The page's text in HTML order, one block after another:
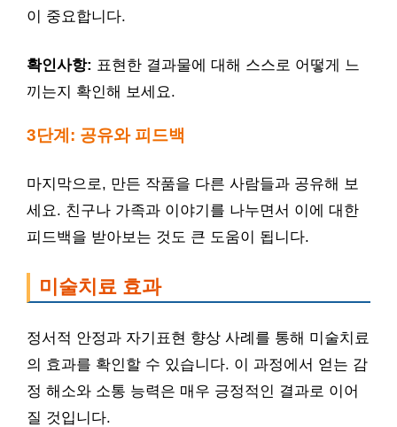
이 중요합니다.
확인사항: 표현한 결과물에 대해 스스로 어떻게 느
끼는지 확인해 보세요.
3단계: 공유와 피드백
마지막으로, 만든 작품을 다른 사람들과 공유해 보
세요. 친구나 가족과 이야기를 나누면서 이에 대한
피드백을 받아보는 것도 큰 도움이 됩니다.
미술치료 효과
정서적 안정과 자기표현 향상 사례를 통해 미술치료
의 효과를 확인할 수 있습니다. 이 과정에서 얻는 감
정 해소와 소통 능력은 매우 긍정적인 결과로 이어
질 것입니다.